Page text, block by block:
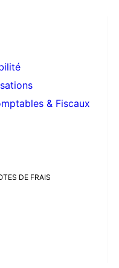
& Fiscaux
DE FRAIS